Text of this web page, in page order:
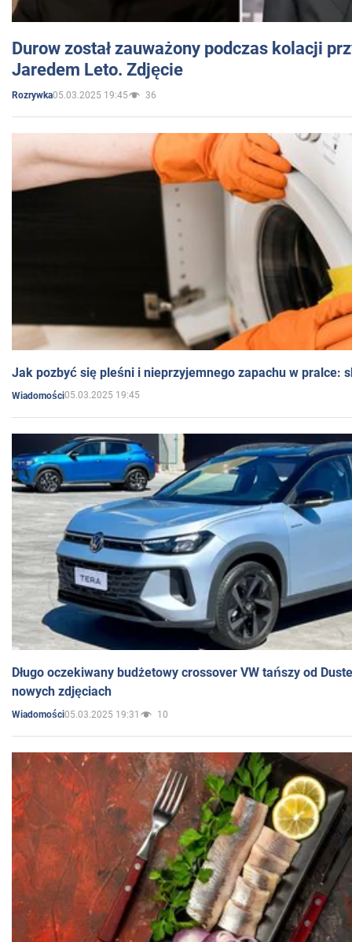
Durow został zauważony podczas kolacji
Jaredem Leto. Zdjęcie
Rozrywka05.03.2025 19:45 36
Jak pozbyć się pleśni i nieprzyjemnego zapachu w pralce:
Wiadomości05.03.2025 19:45
Długo oczekiwany budżetowy crossover VW tańszy od
nowych zdjęciach
Wiadomości05.03.2025 19:31 10